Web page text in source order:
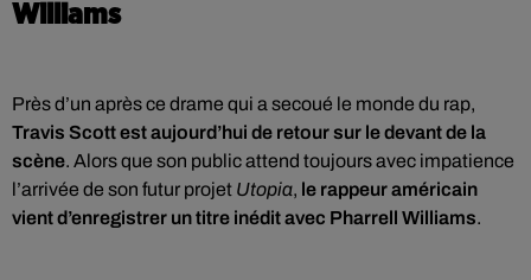
Williams
Près d’un après ce drame qui a secoué le monde du rap,
Travis Scott est aujourd’hui de retour sur le devant de la
scène. Alors que son public attend toujours avec impatience
l’arrivée de son futur projet Utopia, le rappeur américain
vient d’enregistrer un titre inédit avec Pharrell Williams.